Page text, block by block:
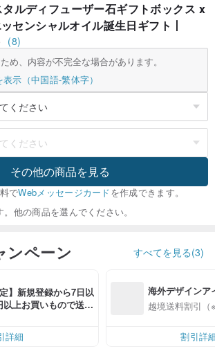
ルディフューザー石ギフトボックス x
センシャルオイル誕生日ギフト丨
(8)
め、内容が不完全な場合があります。
表示（中国語-繁体字）
その他の商品を見る
でWebメッセージカードを作成できます。
他の商品を選んでください。
ンペーン すべてを見る(3)
】新規登録から7日以
以上お買いもので送料
詳細
海外デザインア
入
越境送料割引（
割引詳